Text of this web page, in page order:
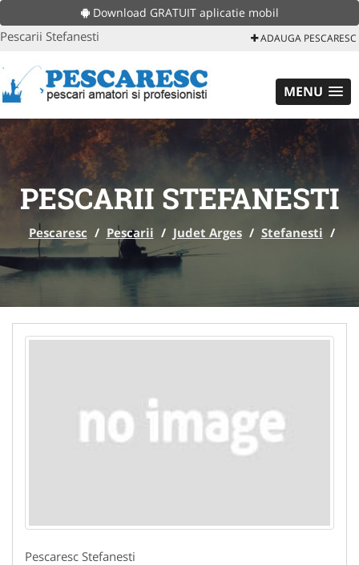
Download GRATUIT aplicatie mobil
Pescarii Stefanesti ADAUGA PESCARESC
MENU
PESCARII STEFANESTI
Pescaresc / Pescarii / Judet Arges / Stefanesti /
Pescaresc Stefanesti